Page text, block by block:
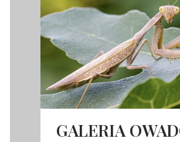
GALERIA